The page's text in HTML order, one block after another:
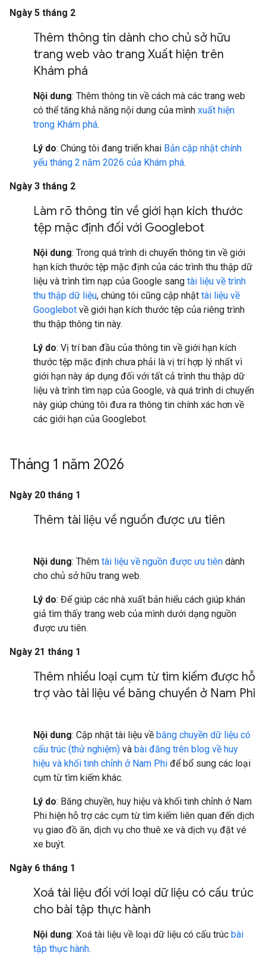
Ngày 5 tháng 2
Thêm thông tin dành cho chủ sở hữu
trang web vào trang Xuất hiện trên
Khám phá
Nội dung: Thêm thông tin về cách mà các trang web
có thể tăng khả năng nội dung của mình xuất hiện
trong Khám phá.
Lý do: Chúng tôi đang triển khai Bản cập nhật chính
yếu tháng 2 năm 2026 của Khám phá.
Ngày 3 tháng 2
Làm rõ thông tin về giới hạn kích thước
tệp mặc định đối với Googlebot
Nội dung: Trong quá trình di chuyển thông tin về giới
hạn kích thước tệp mặc định của các trình thu thập dữ
liệu và trình tìm nạp của Google sang tài liệu về trình
thu thập dữ liệu, chúng tôi cũng cập nhật tài liệu về
Googlebot về giới hạn kích thước tệp của riêng trình
thu thập thông tin này.
Lý do: Vị trí ban đầu của thông tin về giới hạn kích
thước tệp mặc định chưa phải là vị trí hợp lý nhất vì
giới hạn này áp dụng đối với tất cả trình thu thập dữ
liệu và trình tìm nạp của Google, và quá trình di chuyển
này giúp chúng tôi đưa ra thông tin chính xác hơn về
các giới hạn của Googlebot.
Tháng 1 năm 2026
Ngày 20 tháng 1
Thêm tài liệu về nguồn được ưu tiên
Nội dung: Thêm tài liệu về nguồn được ưu tiên dành
cho chủ sở hữu trang web.
Lý do: Để giúp các nhà xuất bản hiểu cách giúp khán
giả tìm thấy trang web của mình dưới dạng nguồn
được ưu tiên.
Ngày 21 tháng 1
Thêm nhiều loại cụm từ tìm kiếm được hỗ
trợ vào tài liệu về băng chuyền ở Nam Phi
Nội dung: Cập nhật tài liệu về băng chuyền dữ liệu có
cấu trúc (thử nghiệm) và bài đăng trên blog về huy
hiệu và khối tinh chỉnh ở Nam Phi để bổ sung các loại
cụm từ tìm kiếm khác.
Lý do: Băng chuyền, huy hiệu và khối tinh chỉnh ở Nam
Phi hiện hỗ trợ các cụm từ tìm kiếm liên quan đến dịch
vụ giao đồ ăn, dịch vụ cho thuê xe và dịch vụ đặt vé
xe buýt.
Ngày 6 tháng 1
Xoá tài liệu đối với loại dữ liệu có cấu trúc
cho bài tập thực hành
Nội dung: Xoá tài liệu về loại dữ liệu có cấu trúc bài
tập thực hành.